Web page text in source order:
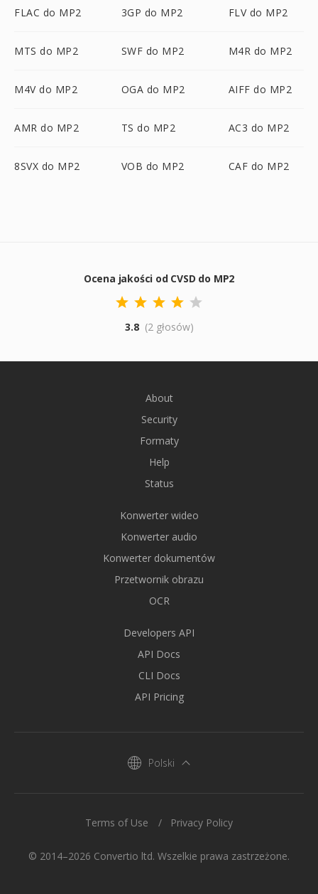
FLAC do MP2 3GP do MP2 FLV do MP2
MTS do MP2 SWF do MP2 M4R do MP2
M4V do MP2 OGA do MP2 AIFF do MP2
AMR do MP2 TS do MP2 AC3 do MP2
8SVX do MP2 VOB do MP2 CAF do MP2
Ocena jakości od CVSD do MP2
3.8 (2 głosów)
About
Security
Formaty
Help
Status
Konwerter wideo
Konwerter audio
Konwerter dokumentów
Przetwornik obrazu
OCR
Developers API
API Docs
CLI Docs
API Pricing
Polski
© 2014–2026 Convertio ltd. Wszelkie prawa zastrzeżone.
Terms of Use Privacy Policy